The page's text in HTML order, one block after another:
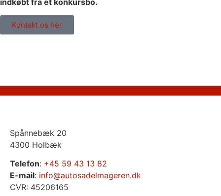
indkøbt fra et konkursbo.
Kontakt os her
Spånnebæk 20
4300 Holbæk
Telefon: +45 59 43 13 82
E-mail: info@autosadelmageren.dk
CVR: 45206165